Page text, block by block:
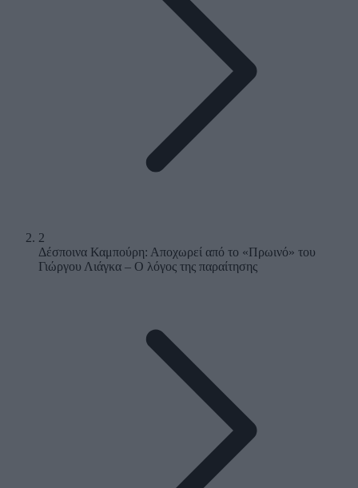
2
Δέσποινα Καμπούρη: Αποχωρεί από το «Πρωινό» του
Γιώργου Λιάγκα – Ο λόγος της παραίτησης